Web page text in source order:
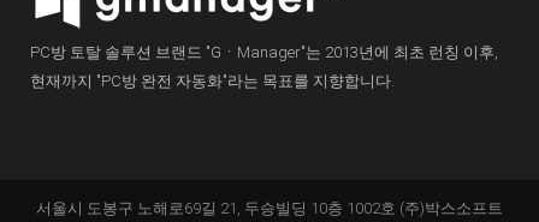
PC방 토탈 솔루션 브랜드 "GㆍManager"는 2013년에 최초 런칭 이후,
현재까지 "PC방 완전 자동화"라는 목표를 지향합니다.
서울시 도봉구 노해로69길 21, 두승빌딩 10층 1002호 (주)박스소프트